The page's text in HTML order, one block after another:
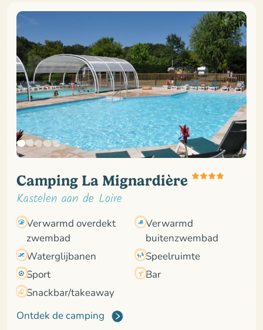
Camping La Mignardière
Kastelen aan de Loire
Verwarmd overdekt
zwembad
Verwarmd
buitenzwembad
Waterglijbanen
Speelruimte
Sport
Bar
Snackbar/takeaway
Ontdek de camping